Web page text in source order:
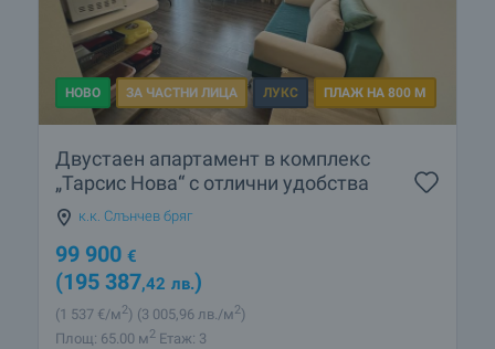
НОВО ЗА ЧАСТНИ ЛИЦА ЛУКС ПЛАЖ НА 800 М
Двустаен апартамент в комплекс
„Тарсис Нова“ с отлични удобства
к.к. Слънчев бряг
99 900 €
(195 387,42 лв.)
(1 537 €/м2) (3 005,96 лв./м2)
Площ: 65.00 м2 Етаж: 3